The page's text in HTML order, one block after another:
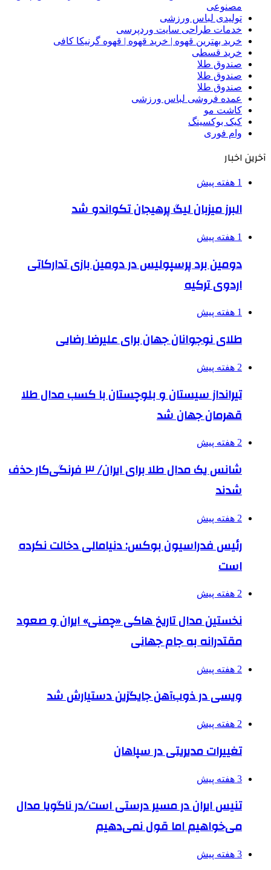
مصنوعی
تولیدی لباس ورزشی
خدمات طراحی سایت وردپرسی
خرید بهترین قهوه | خرید قهوه | قهوه گرنیکا کافی
خرید قسطی
صندوق طلا
صندوق طلا
صندوق طلا
عمده فروشی لباس ورزشی
کاشت مو
کیک بوکسینگ
وام فوری
آخرین اخبار
1 هفته پیش
البرز میزبان لیگ پرهیجان تکواندو شد
1 هفته پیش
دومین برد پرسپولیس در دومین بازی تدارکاتی
اردوی ترکیه
1 هفته پیش
طلای نوجوانان جهان برای علیرضا رضایی
2 هفته پیش
تیرانداز سیستان و بلوچستان با کسب مدال طلا
قهرمان جهان شد
2 هفته پیش
شانس یک مدال طلا برای ایران/ ۳ فرنگی‌کار حذف
شدند
2 هفته پیش
رئیس فدراسیون بوکس: دنیامالی دخالت نکرده
است
2 هفته پیش
نخستین مدال تاریخ هاکی «چمنی» ایران و صعود
مقتدرانه به جام جهانی
2 هفته پیش
ویسی در ذوب‌آهن جایگزین دستیارش شد
2 هفته پیش
تغییرات مدیریتی در سپاهان
3 هفته پیش
تنیس ایران در مسیر درستی است/در ناگویا مدال
می‌خواهیم اما قول نمی‌دهیم
3 هفته پیش